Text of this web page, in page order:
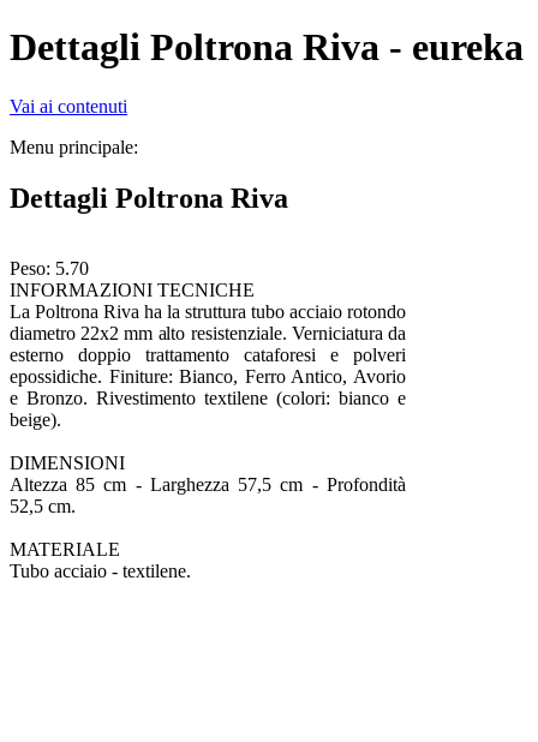
Dettagli Poltrona Riva - eureka
Vai ai contenuti
Menu principale:
Dettagli Poltrona Riva
Peso: 5.70
INFORMAZIONI TECNICHE
La Poltrona Riva ha la struttura tubo acciaio rotondo
diametro 22x2 mm alto resistenziale. Verniciatura da
esterno doppio trattamento cataforesi e polveri
epossidiche. Finiture: Bianco, Ferro Antico, Avorio
e Bronzo. Rivestimento textilene (colori: bianco e
beige).
DIMENSIONI
Altezza 85 cm -Larghezza 57,5 cm -Profondità
52,5 cm.
MATERIALE
Tubo acciaio - textilene.